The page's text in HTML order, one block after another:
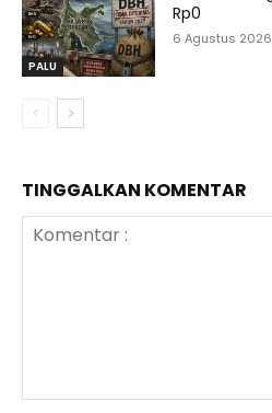
PALU
Rp0
6 Agustus 2026
TINGGALKAN KOMENTAR